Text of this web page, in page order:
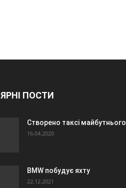
ПОСТИ
Створено таксі майбутнього
16.04.2020
BMW побудує яхту
22.12.2021